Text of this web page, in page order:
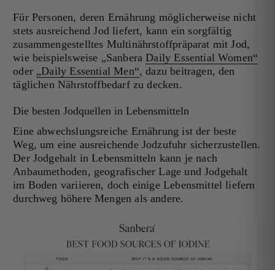
Für Personen, deren Ernährung möglicherweise nicht
stets ausreichend Jod liefert, kann ein sorgfältig
zusammengestelltes Multinährstoffpräparat mit Jod,
wie beispielsweise „SanberaDaily Essential Women“
oder „Daily Essential Men“, dazu beitragen, den
täglichen Nährstoffbedarf zu decken.
Die besten Jodquellen in Lebensmitteln
Eine abwechslungsreiche Ernährung ist der beste
Weg, um eine ausreichende Jodzufuhr sicherzustellen.
Der Jodgehalt in Lebensmitteln kann je nach
Anbaumethoden, geografischer Lage und Jodgehalt
im Boden variieren, doch einige Lebensmittel liefern
durchweg höhere Mengen als andere.